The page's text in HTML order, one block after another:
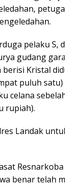
pelaku S,
gudang
Kristal
puluh satu)
celana
rupiah).
Landak
benar telah